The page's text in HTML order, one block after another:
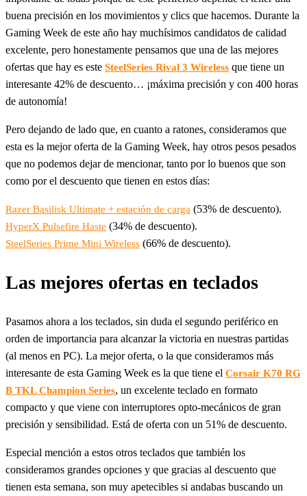
buena precisión en los movimientos y clics que hacemos. Durante la
Gaming Week de este año hay muchísimos candidatos de calidad
excelente, pero honestamente pensamos que una de las mejores
ofertas que hay es este SteelSeries Rival 3 Wireless que tiene un
interesante 42% de descuento… ¡máxima precisión y con 400 horas
de autonomía!
Pero dejando de lado que, en cuanto a ratones, consideramos que
esta es la mejor oferta de la Gaming Week, hay otros pesos pesados
que no podemos dejar de mencionar, tanto por lo buenos que son
como por el descuento que tienen en estos días:
Razer Basilisk Ultimate + estación de carga (53% de descuento).
HyperX Pulsefire Haste (34% de descuento).
SteelSeries Prime Mini Wireless (66% de descuento).
Las mejores ofertas en teclados
Pasamos ahora a los teclados, sin duda el segundo periférico en
orden de importancia para alcanzar la victoria en nuestras partidas
(al menos en PC). La mejor oferta, o la que consideramos más
interesante de esta Gaming Week es la que tiene el Corsair K70 RG
B TKL Champion Series, un excelente teclado en formato
compacto y que viene con interruptores opto-mecánicos de gran
precisión y sensibilidad. Está de oferta con un 51% de descuento.
Especial mención a estos otros teclados que también los
consideramos grandes opciones y que gracias al descuento que
tienen esta semana, son muy apetecibles si andabas buscando un